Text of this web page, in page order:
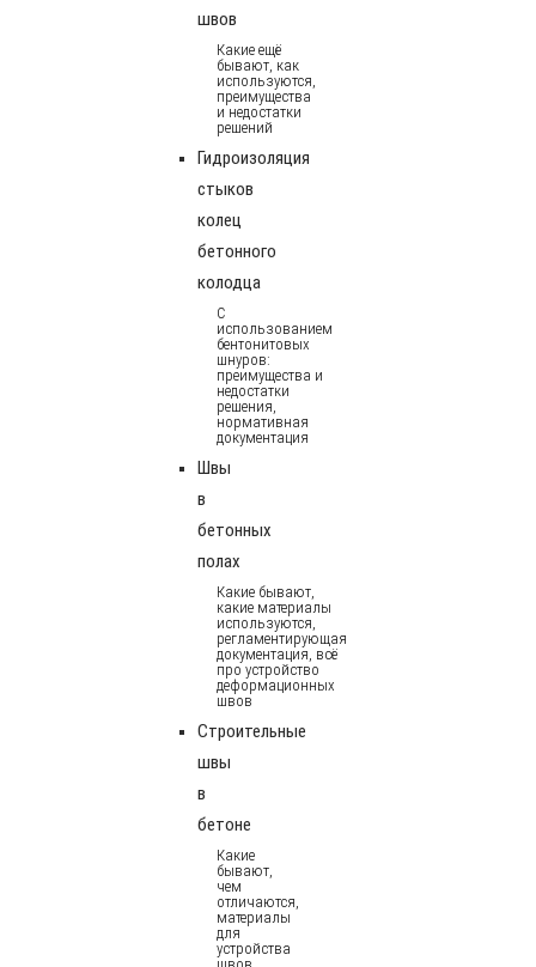
швов
Какие ещё
бывают, как
используются,
преимущества
и недостатки
решений
Гидроизоляция
стыков
колец
бетонного
колодца
С
использованием
бентонитовых
шнуров:
преимущества и
недостатки
решения,
нормативная
документация
Швы
в
бетонных
полах
Какие бывают,
какие материалы
используются,
регламентирующая
документация, всё
про устройство
деформационных
швов
Строительные
швы
в
бетоне
Какие
бывают,
чем
отличаются,
материалы
для
устройства